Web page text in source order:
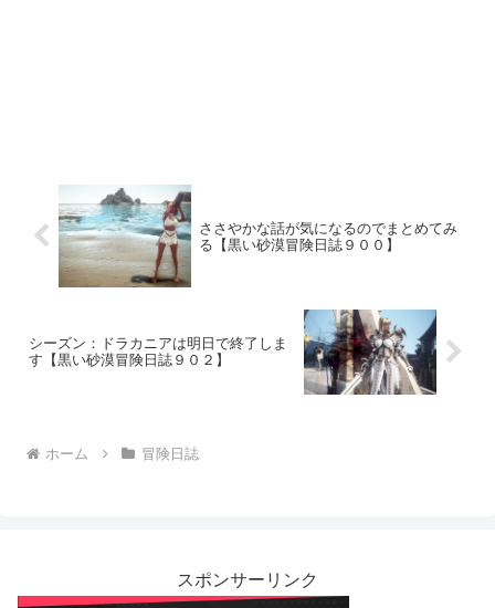
ささやかな話が気になるのでまとめてみ
る【黒い砂漠冒険日誌９００】
シーズン：ドラカニアは明日で終了しま
す【黒い砂漠冒険日誌９０２】
ホーム 冒険日誌
スポンサーリンク